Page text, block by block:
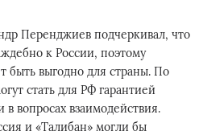
Перенджиев подчеркивал, что
к России, поэтому
быть выгодно для страны. По
стать для РФ гарантией
вопросах взаимодействия.
и «Талибан» могли бы